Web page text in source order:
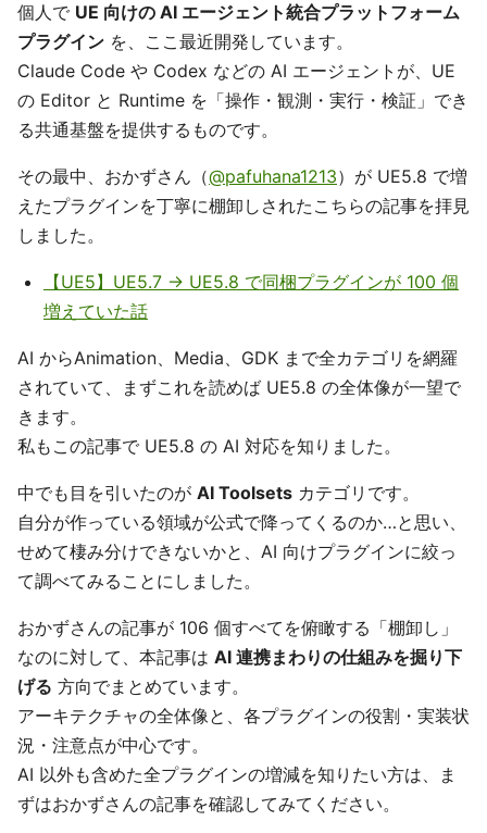
個人で UE 向けの AI エージェント統合プラットフォーム
プラグイン を、ここ最近開発しています。
Claude Code や Codex などの AI エージェントが、UE
の Editor と Runtime を「操作・観測・実行・検証」でき
る共通基盤を提供するものです。
その最中、おかずさん（@pafuhana1213）が UE5.8 で増
えたプラグインを丁寧に棚卸しされたこちらの記事を拝見
しました。
【UE5】UE5.7 → UE5.8 で同梱プラグインが 100 個
増えていた話
AI からAnimation、Media、GDK まで全カテゴリを網羅
されていて、まずこれを読めば UE5.8 の全体像が一望で
きます。
私もこの記事で UE5.8 の AI 対応を知りました。
中でも目を引いたのが AI Toolsets カテゴリです。
自分が作っている領域が公式で降ってくるのか…と思い、
せめて棲み分けできないかと、AI 向けプラグインに絞っ
て調べてみることにしました。
おかずさんの記事が 106 個すべてを俯瞰する「棚卸し」
なのに対して、本記事は AI 連携まわりの仕組みを掘り下
げる 方向でまとめています。
アーキテクチャの全体像と、各プラグインの役割・実装状
況・注意点が中心です。
AI 以外も含めた全プラグインの増減を知りたい方は、ま
ずはおかずさんの記事を確認してみてください。